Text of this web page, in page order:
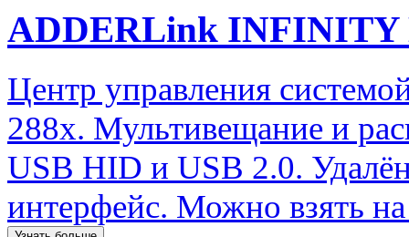
ADDERLink INFINITY
Центр управления
288x. Мультивещание и
USB HID и USB 2.0.
интерфейс. Можно взять на